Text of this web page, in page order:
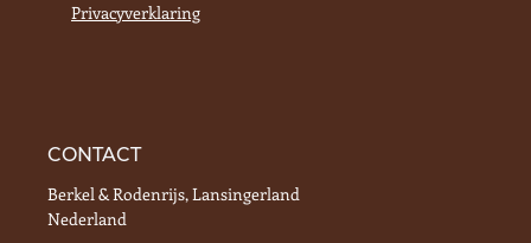
Privacyverklaring
CONTACT
Berkel & Rodenrijs, Lansingerland
Nederland